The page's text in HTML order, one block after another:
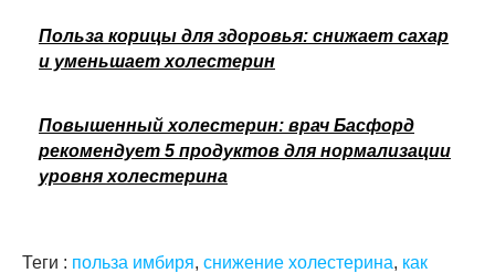
Польза корицы для здоровья: снижает сахар
и уменьшает холестерин
Повышенный холестерин: врач Басфорд
рекомендует 5 продуктов для нормализации
уровня холестерина
Теги : польза имбиря, снижение холестерина, как